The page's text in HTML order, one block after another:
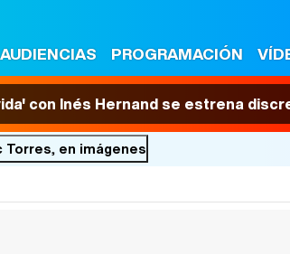
AUDIENCIAS PROGRAMACIÓN
con Inés Hernand se estrena
Torres, en imágenes